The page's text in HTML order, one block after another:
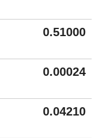
0.51000
0.00024
0.04210